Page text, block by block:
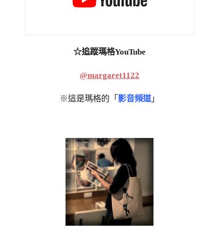
☆追蹤瑪格YouTube
@margaret1122
※這是瑪格的「 影音頻道 」